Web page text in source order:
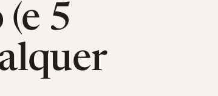
5